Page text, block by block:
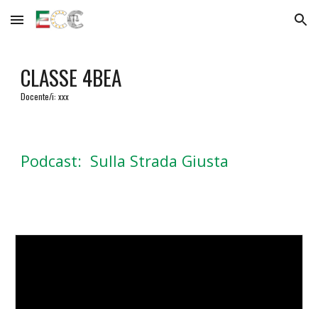
Skip to main content Skip to navigation
CLASSE 4BEA
Docente/i: xxx
Podcast: Sulla Strada Giusta